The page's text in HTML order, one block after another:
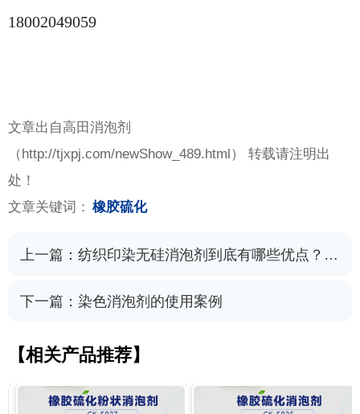
18002049059
文章出自高田消泡剂
（http://tjxpj.com/newShow_489.html） 转载请注明出
处！
文章关键词： 橡胶硫化
上一篇：纺织印染无硅消泡剂到底有哪些优点？如何去使用？
下一篇：染色消泡剂的使用案例
【相关产品推荐】